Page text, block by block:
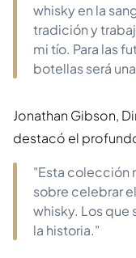
whisky en la
tradición y
mi tío. Para las
botellas será
Jonathan Gibson,
destacó el
"Esta colección
sobre celebrar
whisky. Los que
la historia."